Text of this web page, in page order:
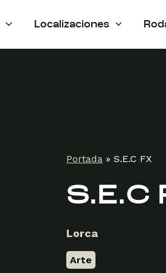
Localizaciones
Portada » S.E.C FX
S.E.C
Lorca
Arte